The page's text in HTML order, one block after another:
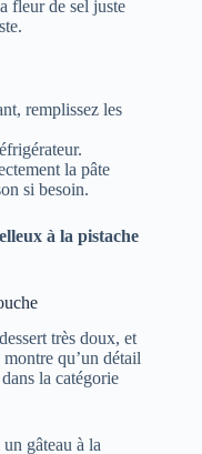
fleur de sel juste
remplissez les
la pâte
si besoin.
à la pistache
très doux, et
qu’un détail
la catégorie
gâteau à la